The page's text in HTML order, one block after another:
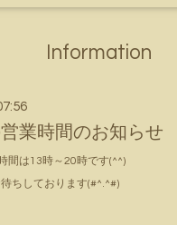
Information
業時間のお知らせ
間は13時～20時です(^^)
ちしております(#^.^#)